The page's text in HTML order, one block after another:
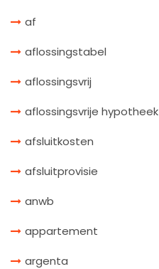
af
aflossingstabel
aflossingsvrij
aflossingsvrije hypotheek
afsluitkosten
afsluitprovisie
anwb
appartement
argenta